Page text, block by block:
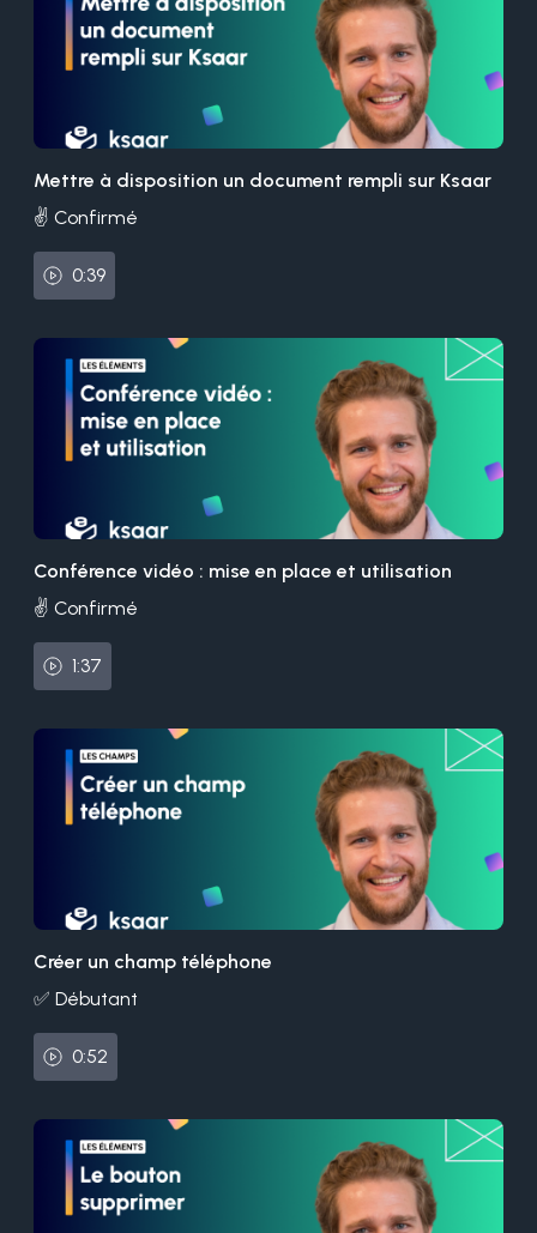
Mettre à disposition un document rempli sur Ksaar
✌️ Confirmé
0:39
Conférence vidéo : mise en place et utilisation
✌️ Confirmé
1:37
Créer un champ téléphone
✅ Débutant
0:52